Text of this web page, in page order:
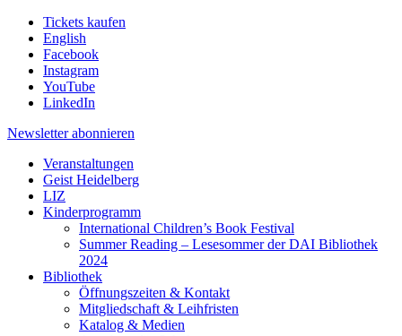
Tickets kaufen
English
Facebook
Instagram
YouTube
LinkedIn
Newsletter abonnieren
Veranstaltungen
Geist Heidelberg
LIZ
Kinderprogramm
International Children’s Book Festival
Summer Reading – Lesesommer der DAI Bibliothek
2024
Bibliothek
Öffnungszeiten & Kontakt
Mitgliedschaft & Leihfristen
Katalog & Medien